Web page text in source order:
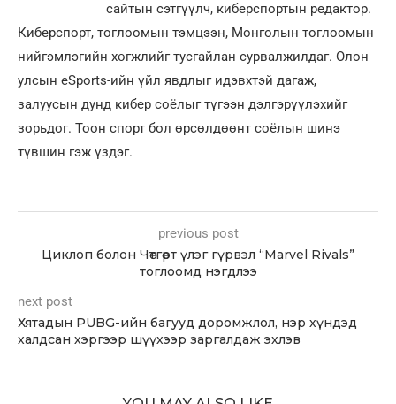
сайтын сэтгүүлч, киберспортын редактор.
Киберспорт, тоглоомын тэмцээн, Монголын тоглоомын
нийгэмлэгийн хөгжлийг тусгайлан сурвалжилдаг. Олон
улсын eSports-ийн үйл явдлыг идэвхтэй дагаж,
залуусын дунд кибер соёлыг түгээн дэлгэрүүлэхийг
зорьдог. Тоон спорт бол өрсөлдөөнт соёлын шинэ
түвшин гэж үздэг.
previous post
Циклоп болон Чөтгөрт үлэг гүрвэл “Marvel Rivals”
тоглоомд нэгдлээ
next post
Хятадын PUBG-ийн багууд доромжлол, нэр хүндэд
халдсан хэргээр шүүхээр заргалдаж эхлэв